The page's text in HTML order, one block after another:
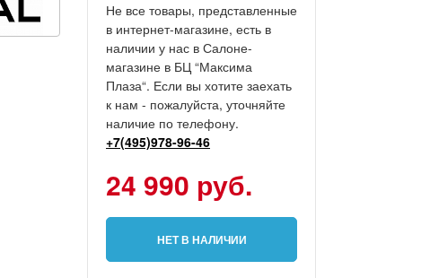
Не все товары, представленные
в интернет-магазине, есть в
наличии у нас в Салоне-
магазине в БЦ “Максима
Плаза“. Если вы хотите заехать
к нам - пожалуйста, уточняйте
наличие по телефону.
+7(495)978-96-46
24 990 руб.
НЕТ В НАЛИЧИИ